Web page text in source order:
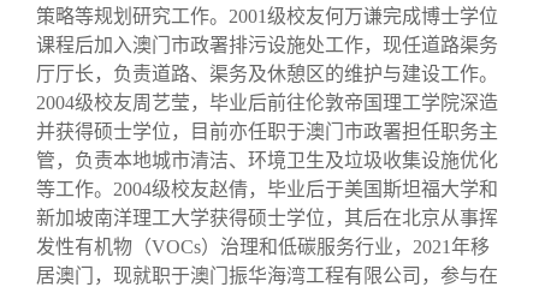
策略等规划研究工作。2001级校友何万谦完成博士学位
课程后加入澳门市政署排污设施处工作，现任道路渠务
厅厅长，负责道路、渠务及休憩区的维护与建设工作。
2004级校友周艺莹，毕业后前往伦敦帝国理工学院深造
并获得硕士学位，目前亦任职于澳门市政署担任职务主
管，负责本地城市清洁、环境卫生及垃圾收集设施优化
等工作。2004级校友赵倩，毕业后于美国斯坦福大学和
新加坡南洋理工大学获得硕士学位，其后在北京从事挥
发性有机物（VOCs）治理和低碳服务行业，2021年移
居澳门，现就职于澳门振华海湾工程有限公司，参与在